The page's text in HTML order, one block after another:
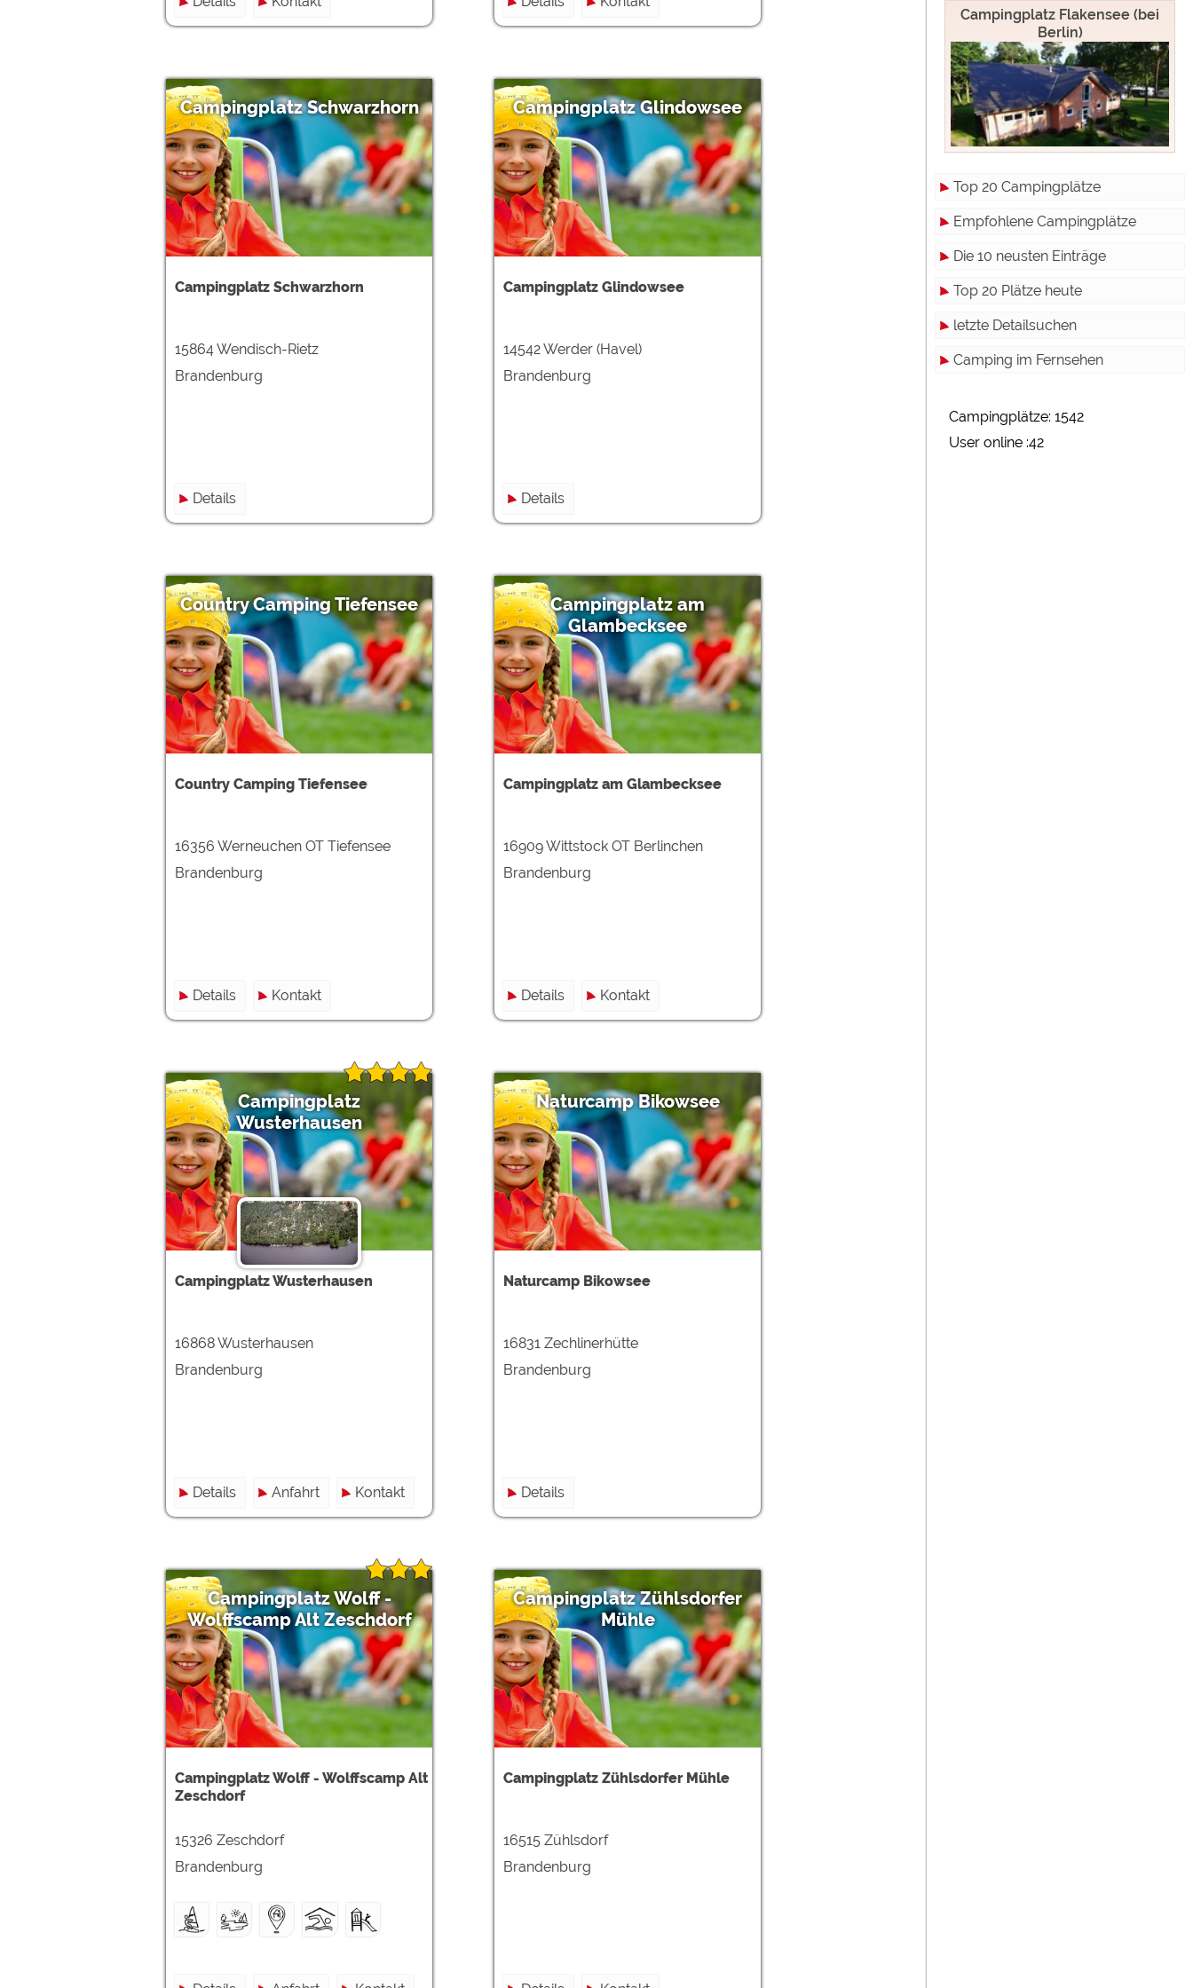
Campingplatz Schwarzhorn
Campingplatz Schwarzhorn
15864 Wendisch-Rietz
Brandenburg
Details
Campingplatz Glindowsee
Campingplatz Glindowsee
14542 Werder (Havel)
Brandenburg
Details
Country Camping Tiefensee
Country Camping Tiefensee
16356 Werneuchen OT Tiefensee
Brandenburg
Details Kontakt
Campingplatz am
Glambecksee
Campingplatz am Glambecksee
16909 Wittstock OT Berlinchen
Brandenburg
Details Kontakt
Campingplatz
Wusterhausen
Campingplatz Wusterhausen
16868 Wusterhausen
Brandenburg
Details Anfahrt Kontakt
Naturcamp Bikowsee
Naturcamp Bikowsee
16831 Zechlinerhütte
Brandenburg
Details
Campingplatz Wolff -
Wolffscamp Alt Zeschdorf
Campingplatz Wolff - Wolffscamp Alt
Zeschdorf
15326 Zeschdorf
Brandenburg
Campingplatz Zühlsdorfer
Mühle
Campingplatz Zühlsdorfer Mühle
16515 Zühlsdorf
Brandenburg
Campingplatz Flakensee (bei
Berlin)
Top 20 Campingplätze
Empfohlene Campingplätze
Die 10 neusten Einträge
Top 20 Plätze heute
letzte Detailsuchen
Camping im Fernsehen
Campingplätze: 1542
User online :42